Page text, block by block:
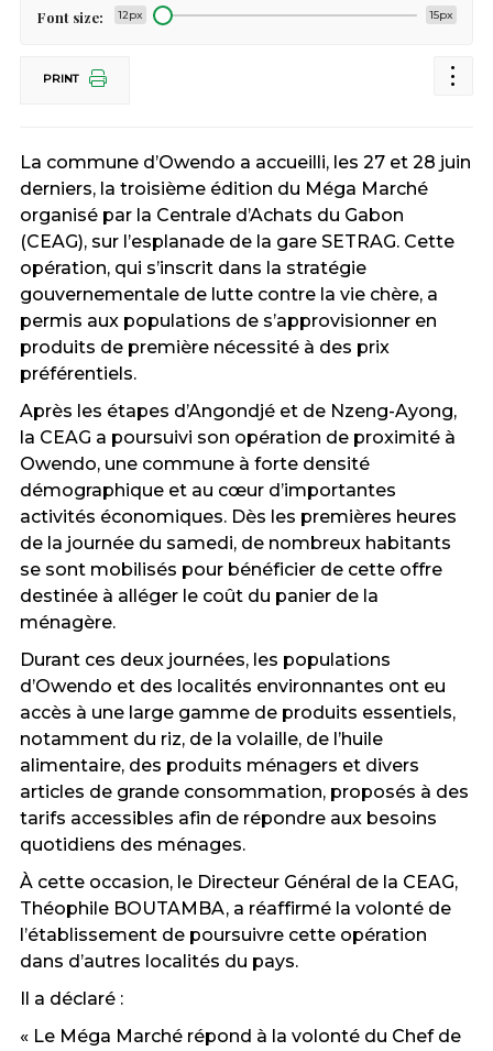
Font size: 12px 15px
PRINT
La commune d’Owendo a accueilli, les 27 et 28 juin
derniers, la troisième édition du Méga Marché
organisé par la Centrale d’Achats du Gabon
(CEAG), sur l’esplanade de la gare SETRAG. Cette
opération, qui s’inscrit dans la stratégie
gouvernementale de lutte contre la vie chère, a
permis aux populations de s’approvisionner en
produits de première nécessité à des prix
préférentiels.
Après les étapes d’Angondjé et de Nzeng-Ayong,
la CEAG a poursuivi son opération de proximité à
Owendo, une commune à forte densité
démographique et au cœur d’importantes
activités économiques. Dès les premières heures
de la journée du samedi, de nombreux habitants
se sont mobilisés pour bénéficier de cette offre
destinée à alléger le coût du panier de la
ménagère.
Durant ces deux journées, les populations
d’Owendo et des localités environnantes ont eu
accès à une large gamme de produits essentiels,
notamment du riz, de la volaille, de l’huile
alimentaire, des produits ménagers et divers
articles de grande consommation, proposés à des
tarifs accessibles afin de répondre aux besoins
quotidiens des ménages.
À cette occasion, le Directeur Général de la CEAG,
Théophile BOUTAMBA, a réaffirmé la volonté de
l’établissement de poursuivre cette opération
dans d’autres localités du pays.
Il a déclaré :
« Le Méga Marché répond à la volonté du Chef de